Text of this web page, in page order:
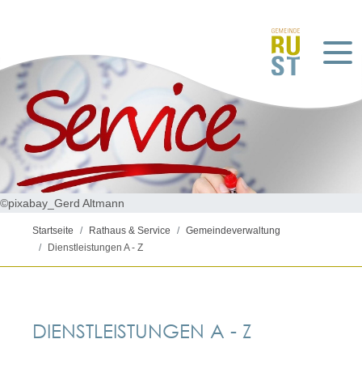
©pixabay_Gerd Altmann
Startseite Rathaus & Service
Gemeindeverwaltung
Dienstleistungen A - Z
DIENSTLEISTUNGEN A - Z